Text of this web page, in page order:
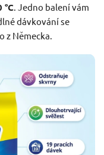
°C. Jedno balení vám
dávkování se
z Německa.